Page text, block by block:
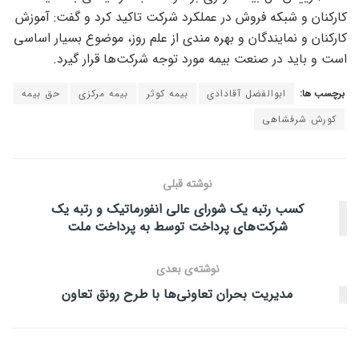
کارکنان و شبکه فروش در عملکرد شرکت تاکید کرد و گفت: آموزش
کارکنان و نمایندگان و بهره مندی از علم روز، موضوع بسیار اساسی
است و باید در صنعت بیمه مورد توجه شرکت‌ها قرار گیرد.
برچسب ها: ابوالفضل آقادادی بیمه کوثر بیمه مرکزی
حق بیمه
کورش شرفشاهی
نوشته قبلی
کسب رتبه یک شورای عالی انفورماتیک و رتبه یک
شرکت‌های پرداخت توسط به پرداخت ملت
نوشته‌ی بعدی
مدیریت بحران تعاونی‌ها با طرح رونق تعاون